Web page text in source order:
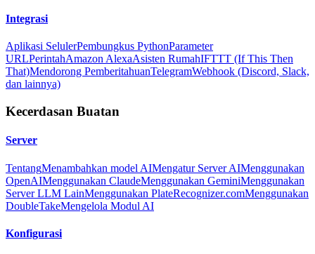
Integrasi
Aplikasi SelulerPembungkus PythonParameter
URLPerintahAmazon AlexaAsisten RumahIFTTT (If This Then
That)Mendorong PemberitahuanTelegramWebhook (Discord, Slack,
dan lainnya)
Kecerdasan Buatan
Server
TentangMenambahkan model AIMengatur Server AIMenggunakan
OpenAIMenggunakan ClaudeMenggunakan GeminiMenggunakan
Server LLM LainMenggunakan PlateRecognizer.comMenggunakan
DoubleTakeMengelola Modul AI
Konfigurasi